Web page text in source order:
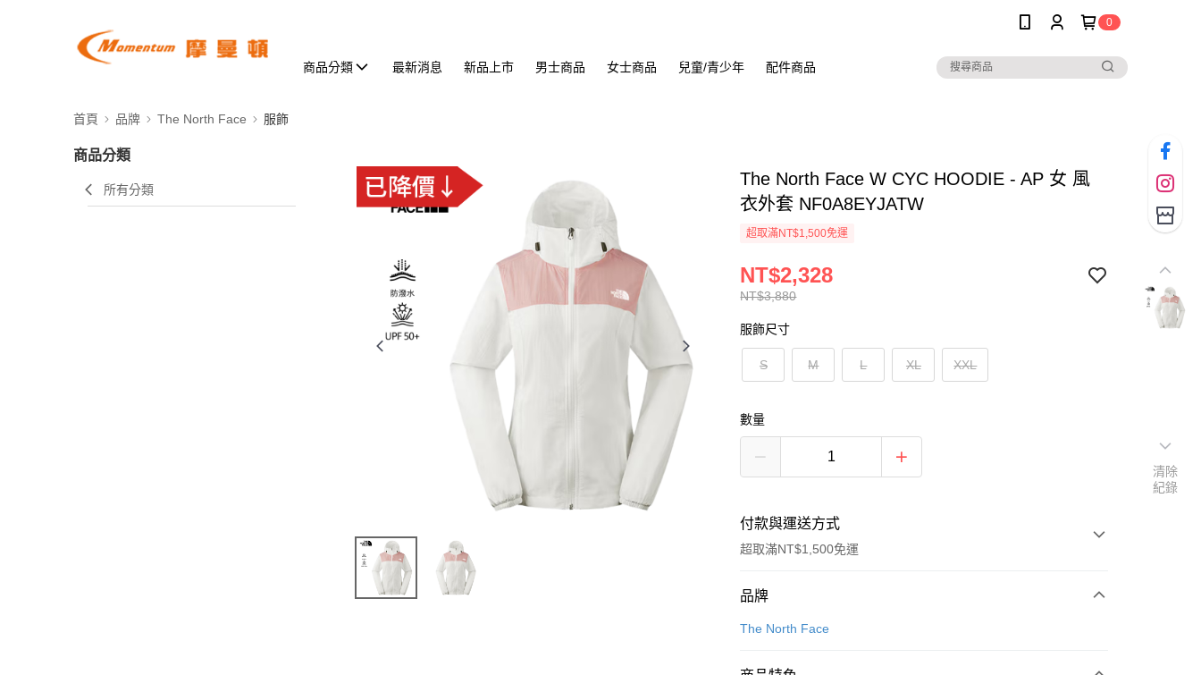
0
商品分類 最新消息 新品上市 男士商品 女士商品 兒童/青少年 配件商品
首頁 品牌 The North Face 服飾
商品分類
所有分類
The North Face W CYC HOODIE - AP 女 風
衣外套 NF0A8EYJATW
超取滿NT$1,500免運
NT$3,880
NT$2,328
服飾尺寸
S M L XL XXL
數量
付款與運送方式
超取滿NT$1,500免運
付款方式
信用卡一次付款
品牌
The North Face
清除
紀錄